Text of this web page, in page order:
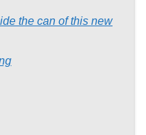
the can of this new